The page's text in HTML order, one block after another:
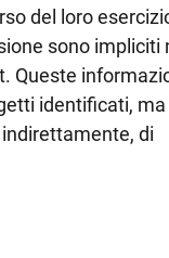
del loro
sono impliciti
Queste
identificati, ma
di